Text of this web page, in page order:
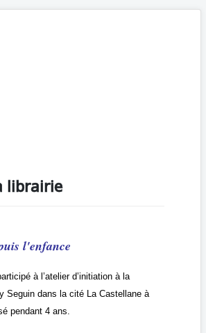
librairie
l'enfance
à l’atelier d’initiation à la
Seguin dans la cité La Castellane à
pendant 4 ans.